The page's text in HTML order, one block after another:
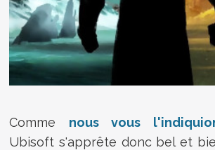
Comme nous vous
Ubisoft s'apprête donc bel et